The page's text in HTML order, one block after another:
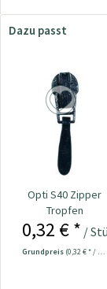
Dazu passt
Opti S40 Zipper
Tropfen
dunkelblau
0,32 € * /
Grundpreis (0,32 € * / 1 Stück)